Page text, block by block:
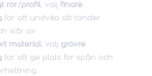
rör/profil: välj finare
för att undvika att tänder
slår av.
material: välj grövre
för att ge plats för spån och